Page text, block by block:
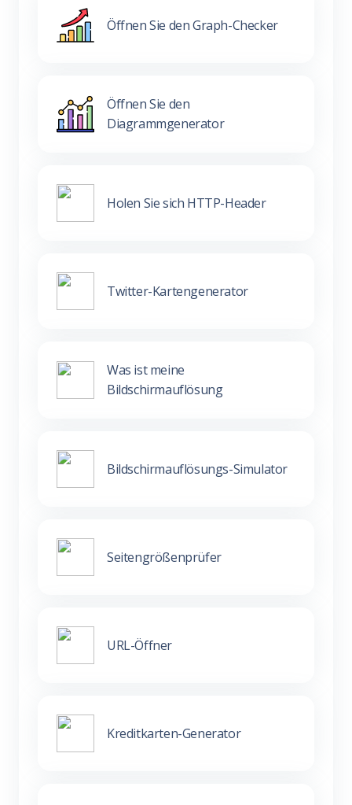
Öffnen Sie den Graph-Checker
Öffnen Sie den
Diagrammgenerator
Holen Sie sich HTTP-Header
Twitter-Kartengenerator
Was ist meine
Bildschirmauflösung
Bildschirmauflösungs-Simulator
Seitengrößenprüfer
URL-Öffner
Kreditkarten-Generator